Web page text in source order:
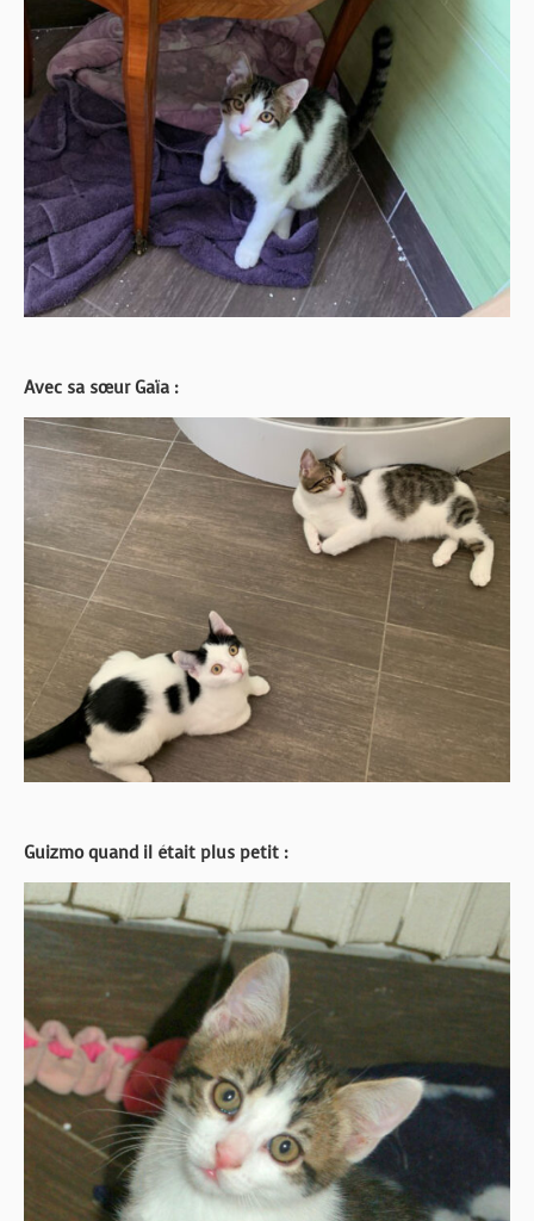
Avec sa sœur Gaïa :
Guizmo quand il était plus petit :